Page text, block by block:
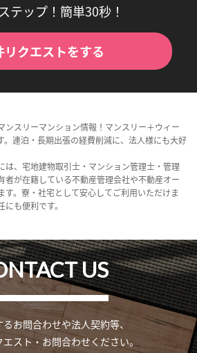
テップ！簡単30秒！
リクエストをする
ンスリーマンション情報！マンスリー＋ウィー
。連泊・長期出張の経費削減に、法人様にも大好
は、宅地建物取引士・マンション管理士・管理
者が在籍している不動産管理会社や不動産オー
す。寮・社宅として安心してご利用いただけま
も便利です。
US
お問合わせや法人契約等、
スト・お問合わせください。